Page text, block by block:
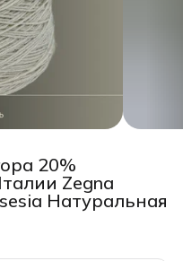
20%
Zegna
Натуральная